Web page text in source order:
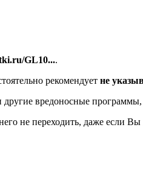
GL10....
рекомендует не
другие вредоносные
не переходить, даже если